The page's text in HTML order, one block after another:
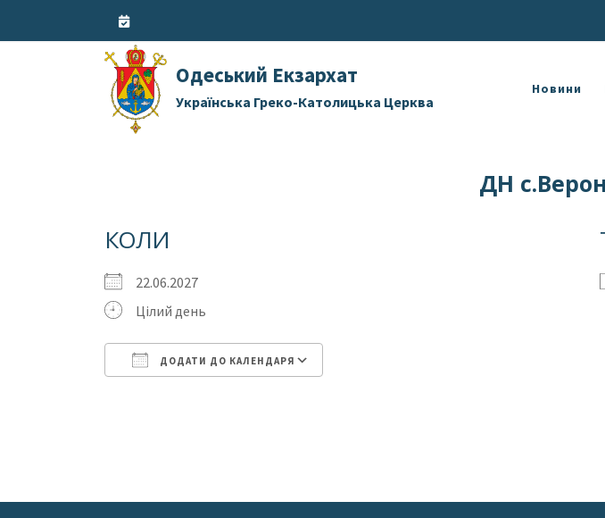
Одеський Екзархат
Українська Греко-Католицька Церква
Новини
ДН
КОЛИ
22.06.2027
Цілий день
ДОДАТИ ДО КАЛЕНДАРЯ